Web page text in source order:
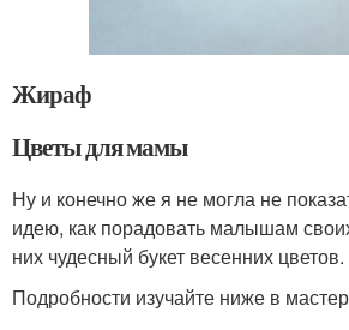
Жираф
Цветы для мамы
Ну и конечно же я не могла не
идею, как порадовать малышам
них чудесный букет весенних цветов.
Подробности изучайте ниже в